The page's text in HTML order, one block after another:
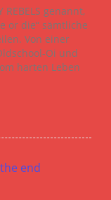
REBELS genannt,
or die“ sämtliche
Von einer
Oi und
harten Leben